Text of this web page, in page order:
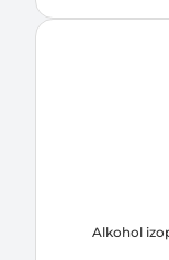
Alkohol